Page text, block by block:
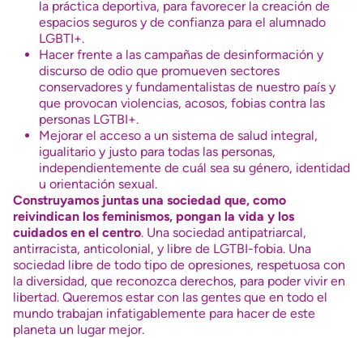
la práctica deportiva, para favorecer la creación de
espacios seguros y de confianza para el alumnado
LGBTI+.
Hacer frente a las campañas de desinformación y
discurso de odio que promueven sectores
conservadores y fundamentalistas de nuestro país y
que provocan violencias, acosos, fobias contra las
personas LGTBI+.
Mejorar el acceso a un sistema de salud integral,
igualitario y justo para todas las personas,
independientemente de cuál sea su género, identidad
u orientación sexual.
Construyamos juntas una sociedad que, como
reivindican los feminismos, pongan la vida y los
cuidados en el centro. Una sociedad antipatriarcal,
antirracista, anticolonial, y libre de LGTBI-fobia. Una
sociedad libre de todo tipo de opresiones, respetuosa con
la diversidad, que reconozca derechos, para poder vivir en
libertad. Queremos estar con las gentes que en todo el
mundo trabajan infatigablemente para hacer de este
planeta un lugar mejor.